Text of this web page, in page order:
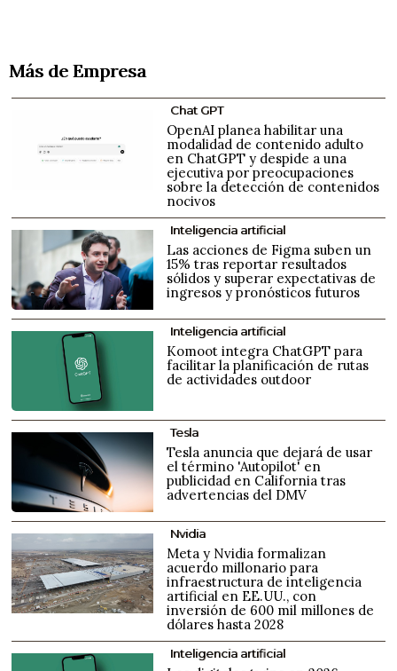
Más de Empresa
Chat GPT
OpenAI planea habilitar una
modalidad de contenido adulto
en ChatGPT y despide a una
ejecutiva por preocupaciones
sobre la detección de contenidos
nocivos
Inteligencia artificial
Las acciones de Figma suben un
15% tras reportar resultados
sólidos y superar expectativas de
ingresos y pronósticos futuros
Inteligencia artificial
Komoot integra ChatGPT para
facilitar la planificación de rutas
de actividades outdoor
Tesla
Tesla anuncia que dejará de usar
el término 'Autopilot' en
publicidad en California tras
advertencias del DMV
Nvidia
Meta y Nvidia formalizan
acuerdo millonario para
infraestructura de inteligencia
artificial en EE.UU., con
inversión de 600 mil millones de
dólares hasta 2028
Inteligencia artificial